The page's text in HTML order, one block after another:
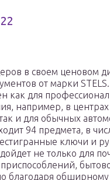
в своем ценовом
от марки
как для
например, в
и для обычных
94 предмета, в
ключи и
не только для
благодаря